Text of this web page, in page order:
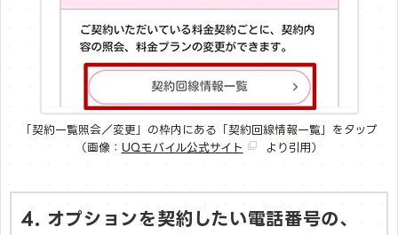
「契約一覧照会／変更」の枠内にある「契約回線情報一覧」をタップ
（画像： UQモバイル公式サイト より引用）
4. オプションを契約したい電話番号の、